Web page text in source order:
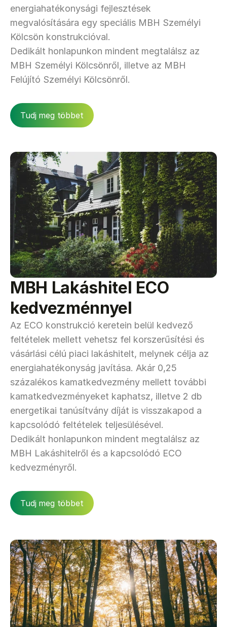
energiahatékonysági fejlesztések
megvalósítására egy speciális MBH Személyi
Kölcsön konstrukcióval.
Dedikált honlapunkon mindent megtalálsz az
MBH Személyi Kölcsönről, illetve az MBH
Felújító Személyi Kölcsönről.
Tudj meg többet
MBH Lakáshitel ECO
kedvezménnyel
Az ECO konstrukció keretein belül kedvező
feltételek mellett vehetsz fel korszerűsítési és
vásárlási célú piaci lakáshitelt, melynek célja az
energiahatékonyság javítása. Akár 0,25
százalékos kamatkedvezmény mellett további
kamatkedvezményeket kaphatsz, illetve 2 db
energetikai tanúsítvány díját is visszakapod a
kapcsolódó feltételek teljesülésével.
Dedikált honlapunkon mindent megtalálsz az
MBH Lakáshitelről és a kapcsolódó ECO
kedvezményről.
Tudj meg többet